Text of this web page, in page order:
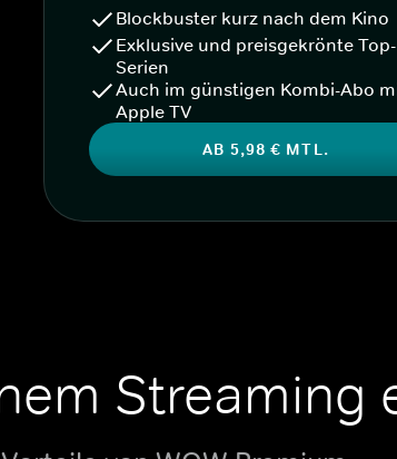
Blockbuster kurz nach dem Kino
Exklusive und preisgekrönte Top-
Serien
Auch im günstigen Kombi-Abo
Apple TV
AB 5,98 € MTL.
Streaming